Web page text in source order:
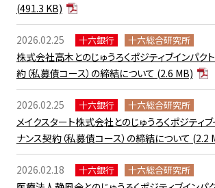
(491.3 KB)
2026.02.25 十六銀行 十六総合研究所
株式会社高木とのじゅうろくポジティブインパク
約（私募債コース）の締結について (2.6 MB)
2026.02.25 十六銀行 十六総合研究所
メイクスタート株式会社とのじゅうろくポジティブ
ナンス契約（私募債コース）の締結について (2.2
2026.02.18 十六銀行 十六総合研究所